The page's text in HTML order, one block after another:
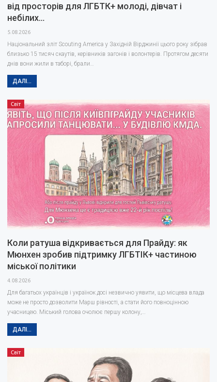
від просторів для ЛГБТК+ молоді, дівчат і
небілих…
5.08.2026
Національний зліт Scouting America у Західній Вірджинії цього року зібрав
близько 15 тисяч скаутів, керівників загонів і волонтерів. Протягом десяти
днів вони жили в таборі, брали…
ДАЛІ...
Світ
Коли ратуша відкривається для Прайду: як
Мюнхен зробив підтримку ЛГБТІК+ частиною
міської політики
4.08.2026
Для багатьох українців і українок досі незвично уявити, що місцева влада
може не просто дозволити Марш рівності, а стати його повноцінною
учасницею. Міський голова очолює першу колону,…
ДАЛІ...
Світ